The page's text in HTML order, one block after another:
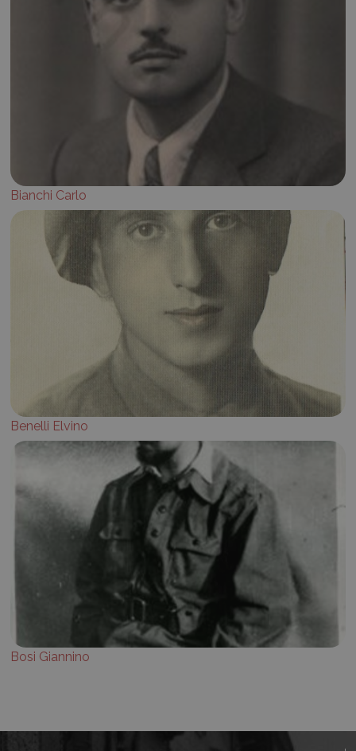
Bianchi Carlo
Benelli Elvino
Bosi Giannino